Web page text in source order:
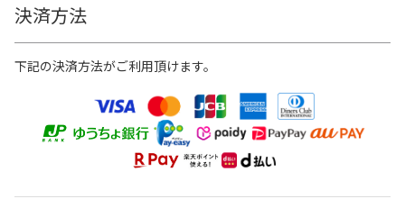
決済方法
下記の決済方法がご利用頂けます。